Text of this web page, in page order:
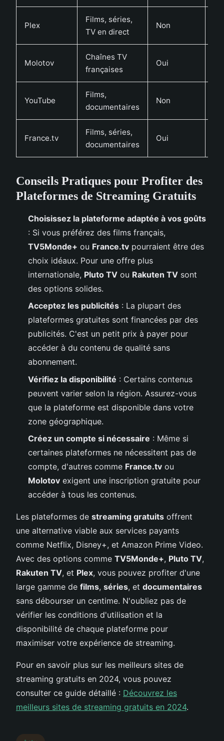
Plex
Films, séries,
TV en direct
Non
Molotov
Chaînes TV
françaises
Oui
YouTube
Films,
documentaires
Non
France.tv
Films, séries,
documentaires
Oui
Conseils Pratiques pour Profiter des
Plateformes de Streaming Gratuits
Choisissez la plateforme adaptée à vos goûts
: Si vous préférez des films français,
TV5Monde+ ou France.tv pourraient être des
choix idéaux. Pour une offre plus
internationale, Pluto TV ou Rakuten TV sont
des options solides.
Acceptez les publicités : La plupart des
plateformes gratuites sont financées par des
publicités. C'est un petit prix à payer pour
accéder à du contenu de qualité sans
abonnement.
Vérifiez la disponibilité : Certains contenus
peuvent varier selon la région. Assurez-vous
que la plateforme est disponible dans votre
zone géographique.
Créez un compte si nécessaire : Même si
certaines plateformes ne nécessitent pas de
compte, d'autres comme France.tv ou
Molotov exigent une inscription gratuite pour
accéder à tous les contenus.
Les plateformes de streaming gratuits offrent
une alternative viable aux services payants
comme Netflix, Disney+, et Amazon Prime Video.
Avec des options comme TV5Monde+, Pluto TV,
Rakuten TV, et Plex, vous pouvez profiter d'une
large gamme de films, séries, et documentaires
sans débourser un centime. N'oubliez pas de
vérifier les conditions d'utilisation et la
disponibilité de chaque plateforme pour
maximiser votre expérience de streaming.
Pour en savoir plus sur les meilleurs sites de
streaming gratuits en 2024, vous pouvez
consulter ce guide détaillé : Découvrez les
meilleurs sites de streaming gratuits en 2024.